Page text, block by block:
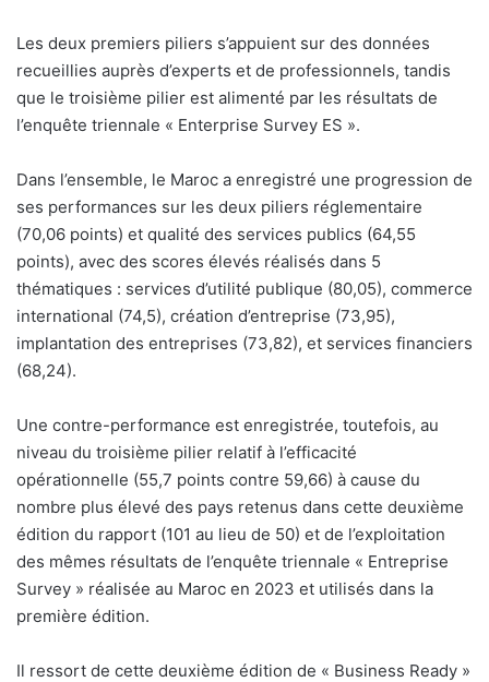
Les deux premiers piliers s’appuient sur des données
recueillies auprès d’experts et de professionnels, tandis
que le troisième pilier est alimenté par les résultats de
l’enquête triennale « Enterprise Survey ES ».
Dans l’ensemble, le Maroc a enregistré une progression de
ses performances sur les deux piliers réglementaire
(70,06 points) et qualité des services publics (64,55
points), avec des scores élevés réalisés dans 5
thématiques : services d’utilité publique (80,05), commerce
international (74,5), création d’entreprise (73,95),
implantation des entreprises (73,82), et services financiers
(68,24).
Une contre-performance est enregistrée, toutefois, au
niveau du troisième pilier relatif à l’efficacité
opérationnelle (55,7 points contre 59,66) à cause du
nombre plus élevé des pays retenus dans cette deuxième
édition du rapport (101 au lieu de 50) et de l’exploitation
des mêmes résultats de l’enquête triennale « Entreprise
Survey » réalisée au Maroc en 2023 et utilisés dans la
première édition.
Il ressort de cette deuxième édition de « Business Ready »